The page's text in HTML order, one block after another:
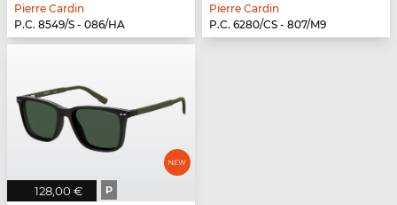
Pierre Cardin
P.C. 8549/S - 086/HA
Pierre Cardin
P.C. 6280/CS - 807/M9
128,00 € P